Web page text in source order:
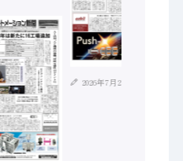
2026年7月21日